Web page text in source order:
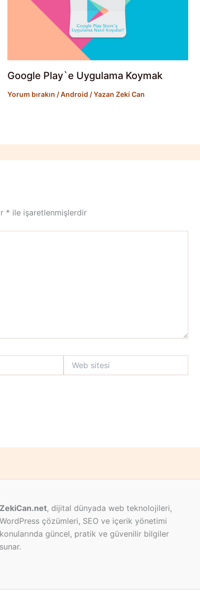
Google Play`e Uygulama Koymak
Yorum bırakın /Android / Yazan Zeki Can
* ile işaretlenmişlerdir
sitesi
ZekiCan.net, dijital dünyada web teknolojileri,
WordPress çözümleri, SEO ve içerik yönetimi
konularında güncel, pratik ve güvenilir bilgiler
sunar.